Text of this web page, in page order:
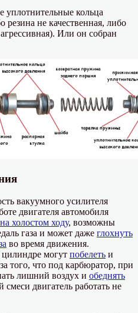
уплотнительные кольца
резина не качественная, либо
Или он собран
вакуумного усилителя
двигателя автомобиля
холостом ходу, возможны
газа и может даже глохнуть
во время движения.
могут побелеть и
того, что под карбюратор, при
лишний воздух и обеднять
двигатель работать не